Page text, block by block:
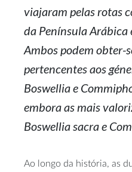
viajaram pelas rotas
da Península Arábica
Ambos podem obter-
pertencentes aos
Boswellia e
embora as mais
Boswellia sacra e
Ao longo da história, as